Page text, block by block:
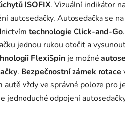
ISOFIX. Vizuální indikátor
autosedačky. Autosedačka se
technologie Click-and-Go.
jednou rukou otočit a
FlexiSpin je možné
. Bezpečnostní zámek rotace
autě vždy ve správné poloze pro
jednoduché odpojení